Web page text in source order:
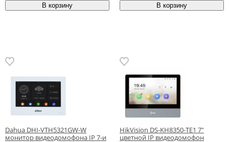
Dahua DHI-VTH5321GW-W
монитор видеодомофона IP 7-и
HikVision DS-KH8350-TE1 7"
цветной IP видеодомофон